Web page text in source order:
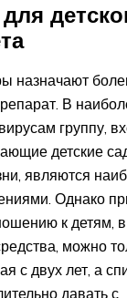
назначают
В
группу,
детские
являются
Однако
к детям,
можно
с двух лет, а
давать с